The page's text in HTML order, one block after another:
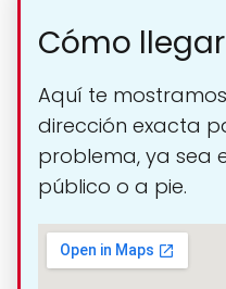
Cómo
Aquí te
dirección exacta
problema, ya sea
público o a pie.